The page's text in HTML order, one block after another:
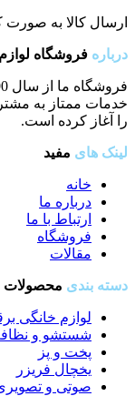
ارسال کالا به صورت
درباره فروشگاه
خدمات ممتاز به
را آغاز کرده است.
لینک های مفید
خانه
درباره ما
ارتباط با ما
فروشگاه
مقالات
دسته بندی محصولات
لوازم خانگی
شستشو و
پخت و پز
یخچال فریزر
صوتی و